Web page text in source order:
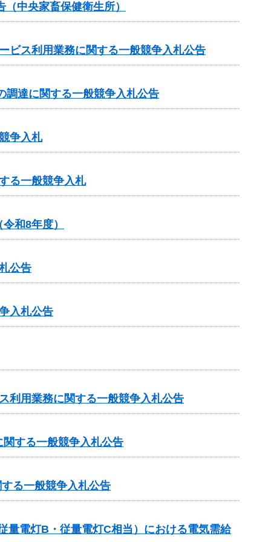
中央家畜保健衛生所）
ビス利用業務に関する一般競争入札公告
調達に関する一般競争入札公告
争入札
る一般競争入札
和8年度）
公告
入札公告
利用業務に関する一般競争入札公告
する一般競争入札公告
る一般競争入札公告
量電灯B・従量電灯C相当）における電気需給